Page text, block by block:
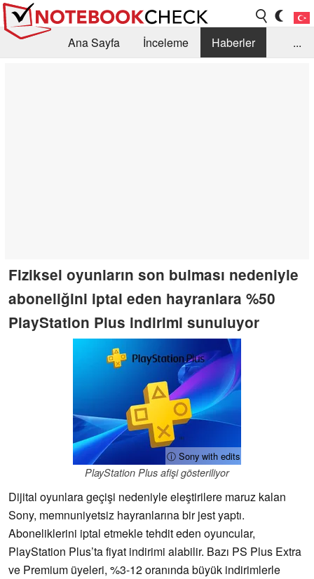
Ana Sayfa İnceleme
Haberler
...
Fiziksel oyunların son bulması nedeniyle
aboneliğini iptal eden hayranlara %50
PlayStation Plus indirimi sunuluyor
ⓘ Sony with edits
PlayStation Plus afişi gösteriliyor
Dijital oyunlara geçişi nedeniyle eleştirilere maruz kalan
Sony, memnuniyetsiz hayranlarına bir jest yaptı.
Aboneliklerini iptal etmekle tehdit eden oyuncular,
PlayStation Plus’ta fiyat indirimi alabilir. Bazı PS Plus Extra
ve Premium üyeleri, %3-12 oranında büyük indirimlerle